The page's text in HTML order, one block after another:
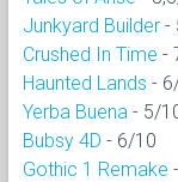
Junkyard Builder -
Crushed In Time -
Haunted Lands -
Yerba Buena - 5/
Bubsy 4D - 6/10
Gothic 1 Remake